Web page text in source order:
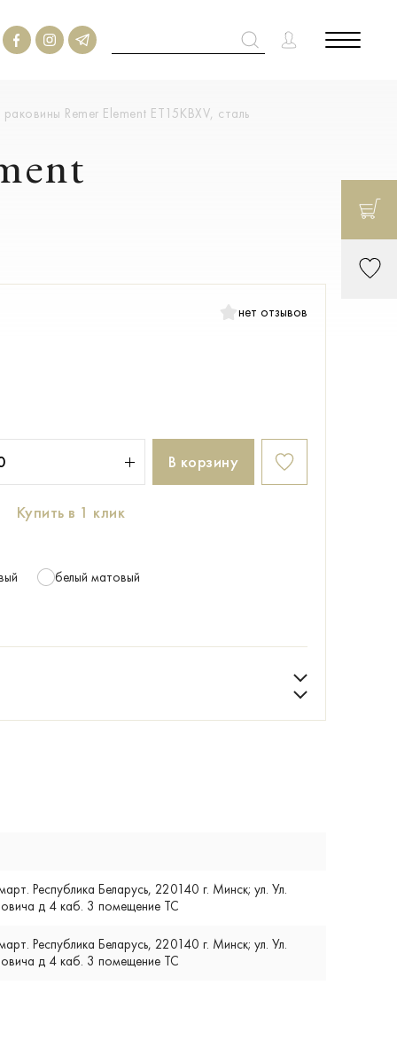
Remer Element ET15KBXV, сталь
нет отзывов
В корзину
Купить в 1 клик
белый матовый
Республика Беларусь, 220140 г. Минск; ул. Ул.
д 4 каб. 3 помещение ТС
Республика Беларусь, 220140 г. Минск; ул. Ул.
д 4 каб. 3 помещение ТС